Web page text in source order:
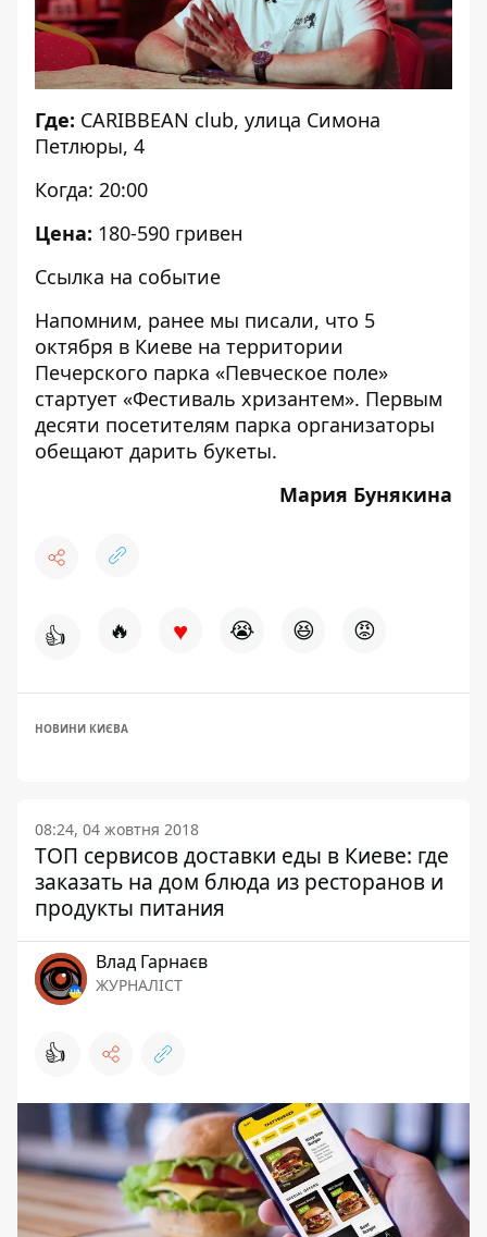
Где: CARIBBEAN club, улица Симона
Петлюры, 4
Когда: 20:00
Цена: 180-590 гривен
Ссылка на событие
Напомним, ранее мы писали, что 5
октября в Киеве на территории
Печерского парка «Певческое поле»
стартует «Фестиваль хризантем». Первым
десяти посетителям парка организаторы
обещают дарить букеты.
Мария Бунякина
👍 🔥 ♥ 😭 😆 😡
НОВИНИ КИЄВА
08:24, 04 жовтня 2018
ТОП сервисов доставки еды в Киеве: где
заказать на дом блюда из ресторанов и
продукты питания
Влад Гарнаєв
ЖУРНАЛІСТ
👍